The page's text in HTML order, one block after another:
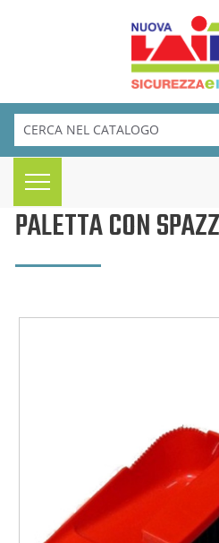
PALETTA CON